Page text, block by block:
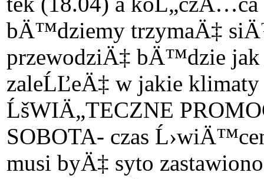
bÄ™dziemy trzymaÄ‡
przewodziÄ‡ bÄ™dzie jak
zaleĹĽeÄ‡ w jakie
ĹšWIÄ„TECZNE
SOBOTA- czas
musi byÄ‡ syto